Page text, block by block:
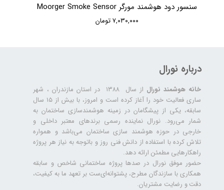
سنسور دود هوشمند مورگر Moorger Smoke Sensor
۷,۰۳۰,۰۰۰ تومان
درباره نورال
خانه هوشمند نورال
از سال ۱۳۸۸ در استان مازندران ، شهر
ساری فعالیت خود را آغاز کرده است و امروز، با بیش از ۱۵ سال
سابقه، یکی از پیشگامان در زمینه هوشمندسازی ساختمان به
شمار می‌رود. نورال نماینده رسمی برندهای معتبر داخلی و
خارجی در حوزه هوشمند سازی ساختمان می‌باشد و همواره
تلاش کرده با استفاده از دانش فنی روز و باتوجه به نیاز هر پروژه
راهکارهایی مطمئن ارائه دهد.
حضور موفق نورال در صدها پروژه‌ ساختمانی شاخص و سابقه
همکاری با سازندگان مطرح، پشتوانه‌ای‌ست بر تعهد ما به کیفیت،
دقت و رضایت مشتریان.